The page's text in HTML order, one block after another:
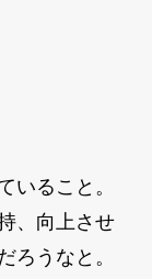
いること。
、向上させ
ろうなと。